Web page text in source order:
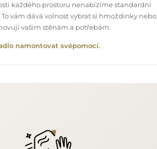
každého prostoru nenabízíme standardní
vám dává volnost vybrat si hmoždinky nebo
vašim stěnám a potřebám.
namontovat svépomocí.